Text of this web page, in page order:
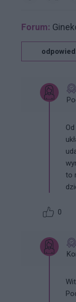
Forum:
to
0